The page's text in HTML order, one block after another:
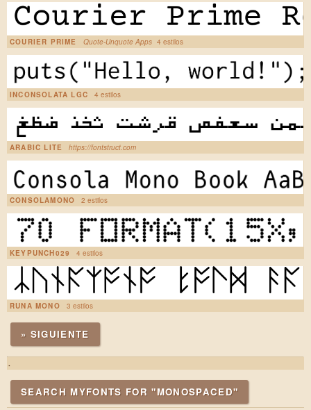
COURIER PRIME Quote-Unquote Apps 4 estilos
INCONSOLATA LGC 4 estilos
ARABIC LITE https://fontstruct.com
CONSOLAMONO 2 estilos
KEYPUNCH029 4 estilos
RUNA MONO 3 estilos
» SIGUIENTE
.
SEARCH MYFONTS FOR "MONOSPACED"